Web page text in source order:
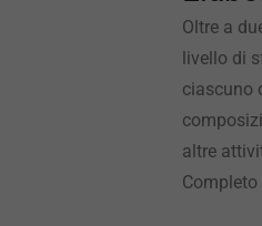
Oltre a
livello di
ciascuno
altre